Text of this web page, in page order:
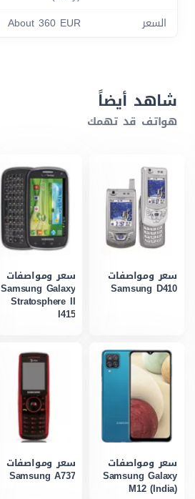
السعر
About 360 EUR
شاهد أيضاً
هواتف قد تهمك
سعر ومواصفات
Samsung D410
سعر ومواصفات
Samsung Galaxy
Stratosphere II
I415
سعر ومواصفات
Samsung Galaxy
M12 (India)
سعر ومواصفات
Samsung A737